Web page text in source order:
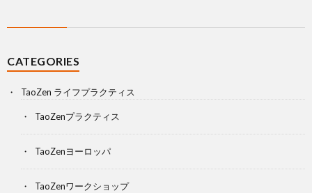
CATEGORIES
TaoZen ライフプラクティス
TaoZenプラクティス
TaoZenヨーロッパ
TaoZenワークショップ